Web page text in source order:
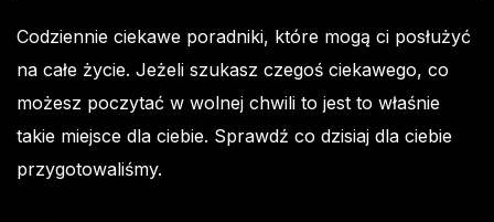
Codziennie ciekawe poradniki, które mogą ci posłużyć
na całe życie. Jeżeli szukasz czegoś ciekawego, co
możesz poczytać w wolnej chwili to jest to właśnie
takie miejsce dla ciebie. Sprawdź co dzisiaj dla ciebie
przygotowaliśmy.